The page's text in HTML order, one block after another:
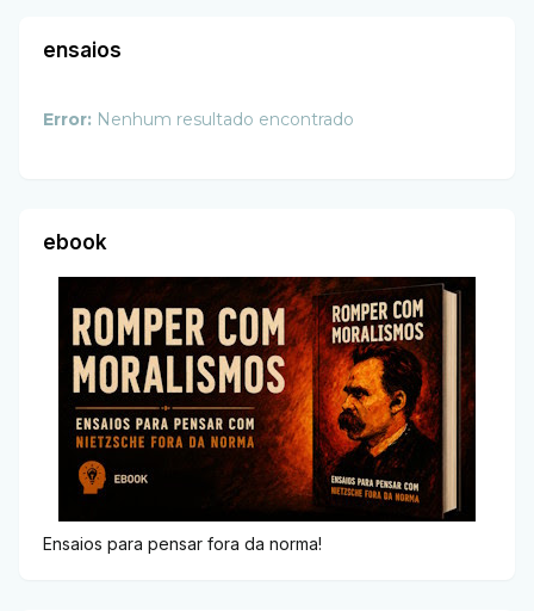
ensaios
Error: Nenhum resultado encontrado
ebook
Ensaios para pensar fora da norma!